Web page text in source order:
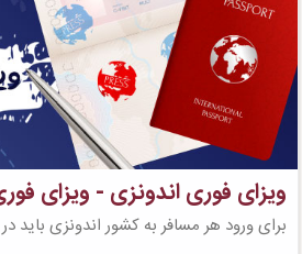
ویزای فوری اندونزی - ویزای فوری
برای ورود هر مسافر به کشور اندونزی باید